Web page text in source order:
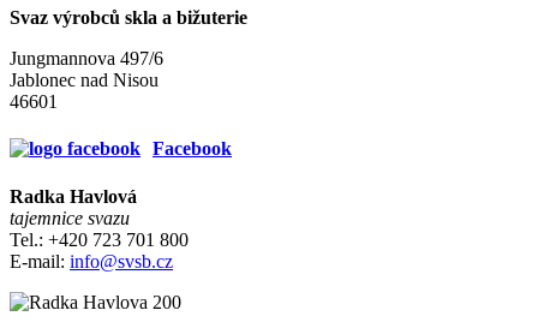
Svaz výrobců skla a bižuterie
Jungmannova 497/6
Jablonec nad Nisou
46601
Facebook
Radka Havlová
tajemnice svazu
Tel.: +420 723 701 800
E-mail: info@svsb.cz